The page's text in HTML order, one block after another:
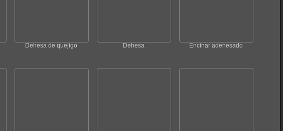
Dehesa de quejigo Dehesa Encinar adehesado